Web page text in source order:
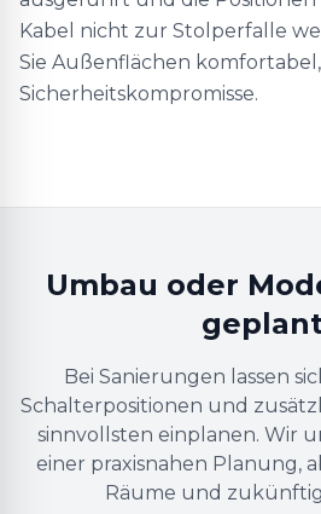
Kabel nicht zur Stolperfalle
Sie Außenflächen
Sicherheitskompromisse.
Umbau oder
Bei Sanierungen lassen
Schalterpositionen und
sinnvollsten einplanen. Wir
einer praxisnahen Planung,
Räume und